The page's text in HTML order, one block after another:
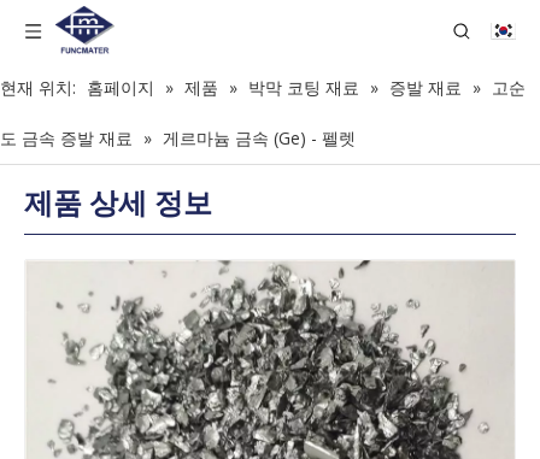
현재 위치: 홈페이지 » 제품 » 박막 코팅 재료 » 증발 재료 » 고순
도 금속 증발 재료 » 게르마늄 금속 (Ge) - 펠렛
제품 상세 정보